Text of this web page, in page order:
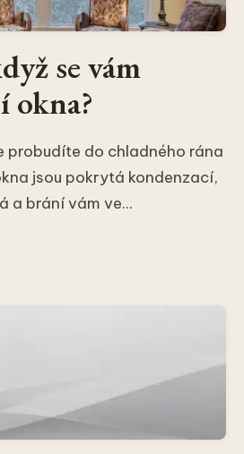
se vám
okna?
probudíte do chladného rána
jsou pokrytá kondenzací,
a brání vám ve...